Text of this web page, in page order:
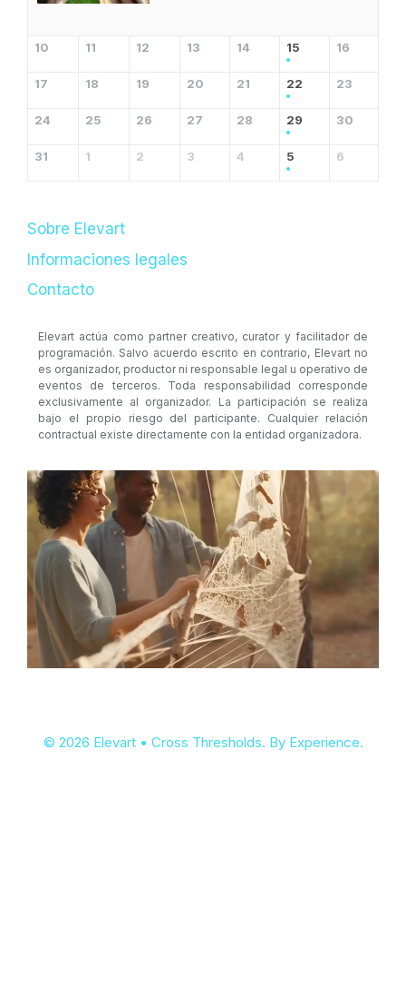
10 11 12 13 14 15 16
17 18 19 20 21 22 23
24 25 26 27 28 29 30
31 1 2 3 4 5 6
Sobre Elevart
Informaciones legales
Contacto
Elevart actúa como partner creativo, curator y facilitador de
programación. Salvo acuerdo escrito en contrario, Elevart no
es organizador, productor ni responsable legal u operativo de
eventos de terceros. Toda responsabilidad corresponde
exclusivamente al organizador. La participación se realiza
bajo el propio riesgo del participante. Cualquier relación
contractual existe directamente con la entidad organizadora.
© 2026 Elevart • Cross Thresholds. By Experience.